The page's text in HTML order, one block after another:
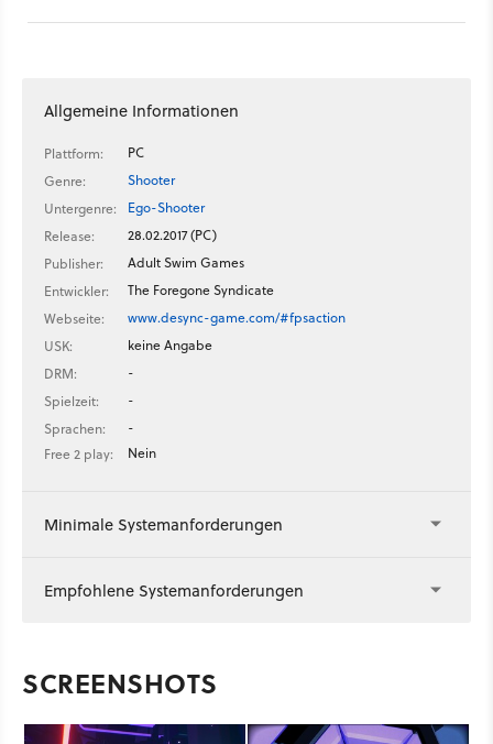
Allgemeine Informationen
Plattform:
PC
Genre:
Shooter
Untergenre:
Ego-Shooter
Release:
28.02.2017 (PC)
Publisher:
Adult Swim Games
Entwickler:
The Foregone Syndicate
Webseite:
www.desync-game.com/#fpsaction
USK:
keine Angabe
DRM:
-
Spielzeit:
-
Sprachen:
-
Free 2 play:
Nein
Minimale Systemanforderungen
Empfohlene Systemanforderungen
SCREENSHOTS